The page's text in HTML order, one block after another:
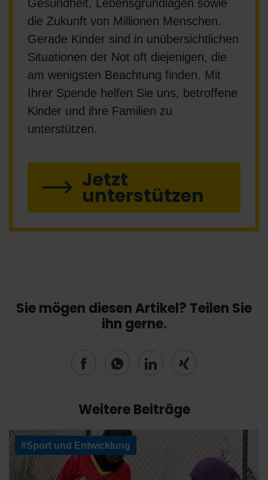
Gesundheit, Lebensgrundlagen sowie
die Zukunft von Millionen Menschen.
Gerade Kinder sind in unübersichtlichen
Situationen der Not oft diejenigen, die
am wenigsten Beachtung finden. Mit
Ihrer Spende helfen Sie uns, betroffene
Kinder und ihre Familien zu
unterstützen.
Jetzt
unterstützen
Sie mögen diesen Artikel? Teilen Sie
ihn gerne.
Weitere Beiträge
#Sport und Entwicklung